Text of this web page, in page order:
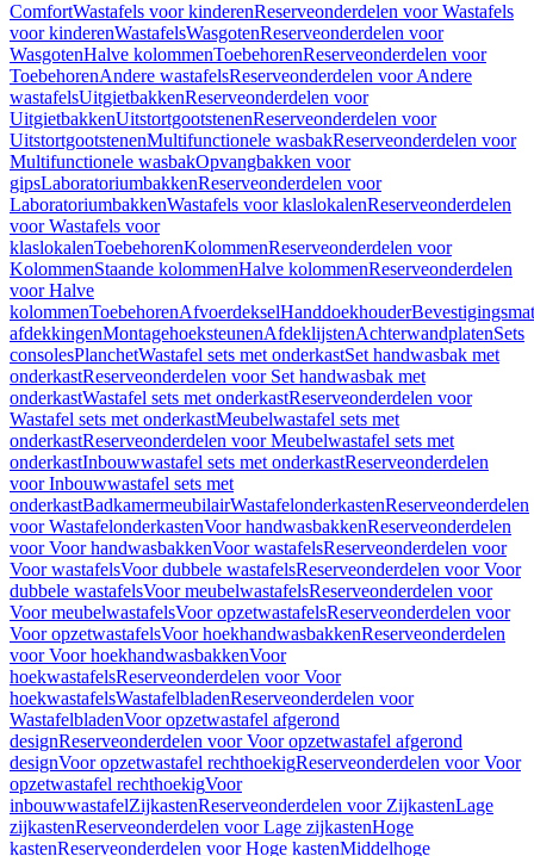
ComfortWastafels voor kinderenReserveonderdelen voor Wastafels
voor kinderenWastafelsWasgotenReserveonderdelen voor
WasgotenHalve kolommenToebehorenReserveonderdelen voor
ToebehorenAndere wastafelsReserveonderdelen voor Andere
wastafelsUitgietbakkenReserveonderdelen voor
UitgietbakkenUitstortgootstenenReserveonderdelen voor
UitstortgootstenenMultifunctionele wasbakReserveonderdelen voor
Multifunctionele wasbakOpvangbakken voor
gipsLaboratoriumbakkenReserveonderdelen voor
LaboratoriumbakkenWastafels voor klaslokalenReserveonderdelen
voor Wastafels voor
klaslokalenToebehorenKolommenReserveonderdelen voor
KolommenStaande kolommenHalve kolommenReserveonderdelen
voor Halve
kolommenToebehorenAfvoerdekselHanddoekhouder
afdekkingenMontagehoeksteunenAfdeklijstenAchterwandplatenSets
consolesPlanchetWastafel sets met onderkastSet handwasbak met
onderkastReserveonderdelen voor Set handwasbak met
onderkastWastafel sets met onderkastReserveonderdelen voor
Wastafel sets met onderkastMeubelwastafel sets met
onderkastReserveonderdelen voor Meubelwastafel sets met
onderkastInbouwwastafel sets met onderkastReserveonderdelen
voor Inbouwwastafel sets met
onderkastBadkamermeubilairWastafelonderkastenReserveonderdelen
voor WastafelonderkastenVoor handwasbakkenReserveonderdelen
voor Voor handwasbakkenVoor wastafelsReserveonderdelen voor
Voor wastafelsVoor dubbele wastafelsReserveonderdelen voor Voor
dubbele wastafelsVoor meubelwastafelsReserveonderdelen voor
Voor meubelwastafelsVoor opzetwastafelsReserveonderdelen voor
Voor opzetwastafelsVoor hoekhandwasbakkenReserveonderdelen
voor Voor hoekhandwasbakkenVoor
hoekwastafelsReserveonderdelen voor Voor
hoekwastafelsWastafelbladenReserveonderdelen voor
WastafelbladenVoor opzetwastafel afgerond
designReserveonderdelen voor Voor opzetwastafel afgerond
designVoor opzetwastafel rechthoekigReserveonderdelen voor Voor
opzetwastafel rechthoekigVoor
inbouwwastafelZijkastenReserveonderdelen voor ZijkastenLage
zijkastenReserveonderdelen voor Lage zijkastenHoge
kastenReserveonderdelen voor Hoge kastenMiddelhoge